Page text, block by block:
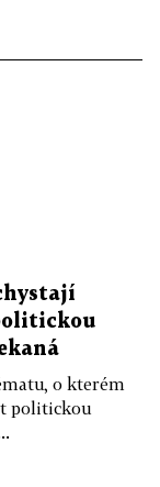
o kterém
politickou